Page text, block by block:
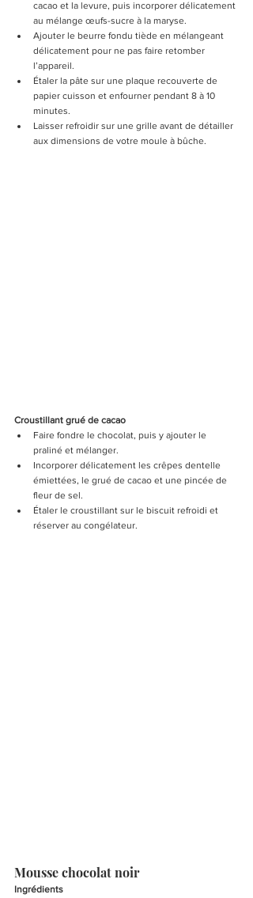
cacao et la levure, puis incorporer délicatement
au mélange œufs-sucre à la maryse.
Ajouter le beurre fondu tiède en mélangeant
délicatement pour ne pas faire retomber
l’appareil.
Étaler la pâte sur une plaque recouverte de
papier cuisson et enfourner pendant 8 à 10
minutes.
Laisser refroidir sur une grille avant de détailler
aux dimensions de votre moule à bûche.
Croustillant grué de cacao
Faire fondre le chocolat, puis y ajouter le
praliné et mélanger.
Incorporer délicatement les crêpes dentelle
émiettées, le grué de cacao et une pincée de
fleur de sel.
Étaler le croustillant sur le biscuit refroidi et
réserver au congélateur.
Mousse chocolat noir
Ingrédients